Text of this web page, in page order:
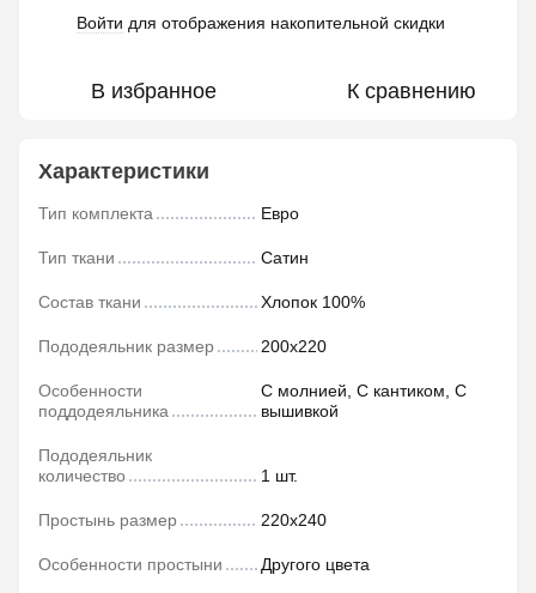
Войти для отображения накопительной скидки
В избранное К сравнению
Характеристики
Тип комплекта Евро
Тип ткани Сатин
Состав ткани Хлопок 100%
Пододеяльник размер 200х220
Особенности
поддодеяльника
С молнией, С кантиком, С
вышивкой
Пододеяльник
количество
1 шт.
Простынь размер 220х240
Особенности простыни Другого цвета